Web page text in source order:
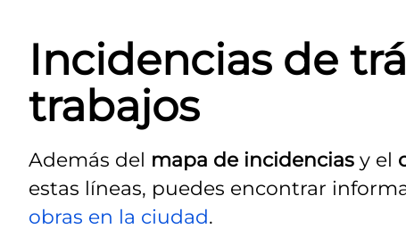
Incidencias de
trabajos
Además del mapa de incidencias y el
estas líneas, puedes encontrar
obras en la ciudad.